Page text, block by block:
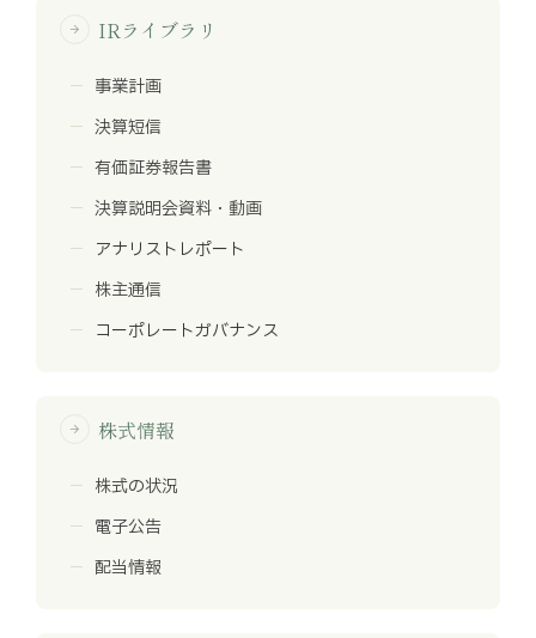
arrow_forward IRライブラリ
事業計画
決算短信
有価証券報告書
決算説明会資料・動画
アナリストレポート
株主通信
コーポレートガバナンス
arrow_forward 株式情報
株式の状況
電子公告
配当情報